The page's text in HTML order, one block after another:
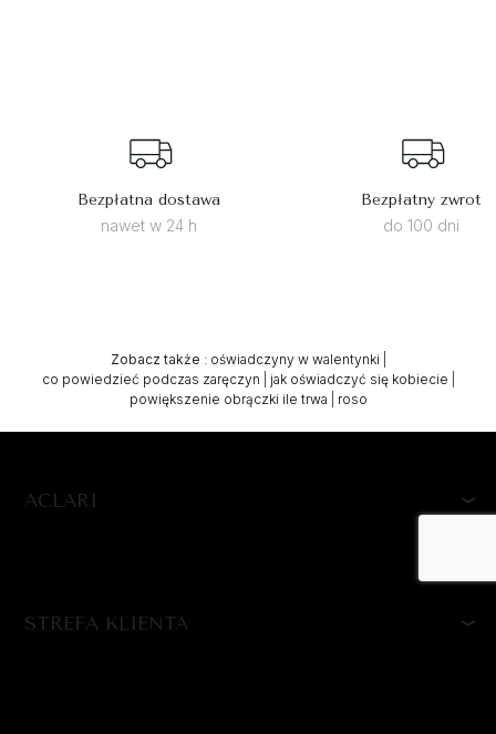
Bezpłatna dostawa
nawet w 24 h
Bezpłatny zwrot
do 100 dni
Zobacz także : oświadczyny w walentynki
co powiedzieć podczas zaręczyn
jak oświadczyć się kobiecie
powiększenie obrączki ile trwa
roso
ACLARI
STREFA KLIENTA